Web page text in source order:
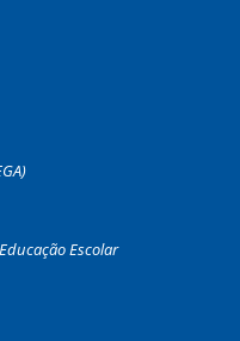
Escolar